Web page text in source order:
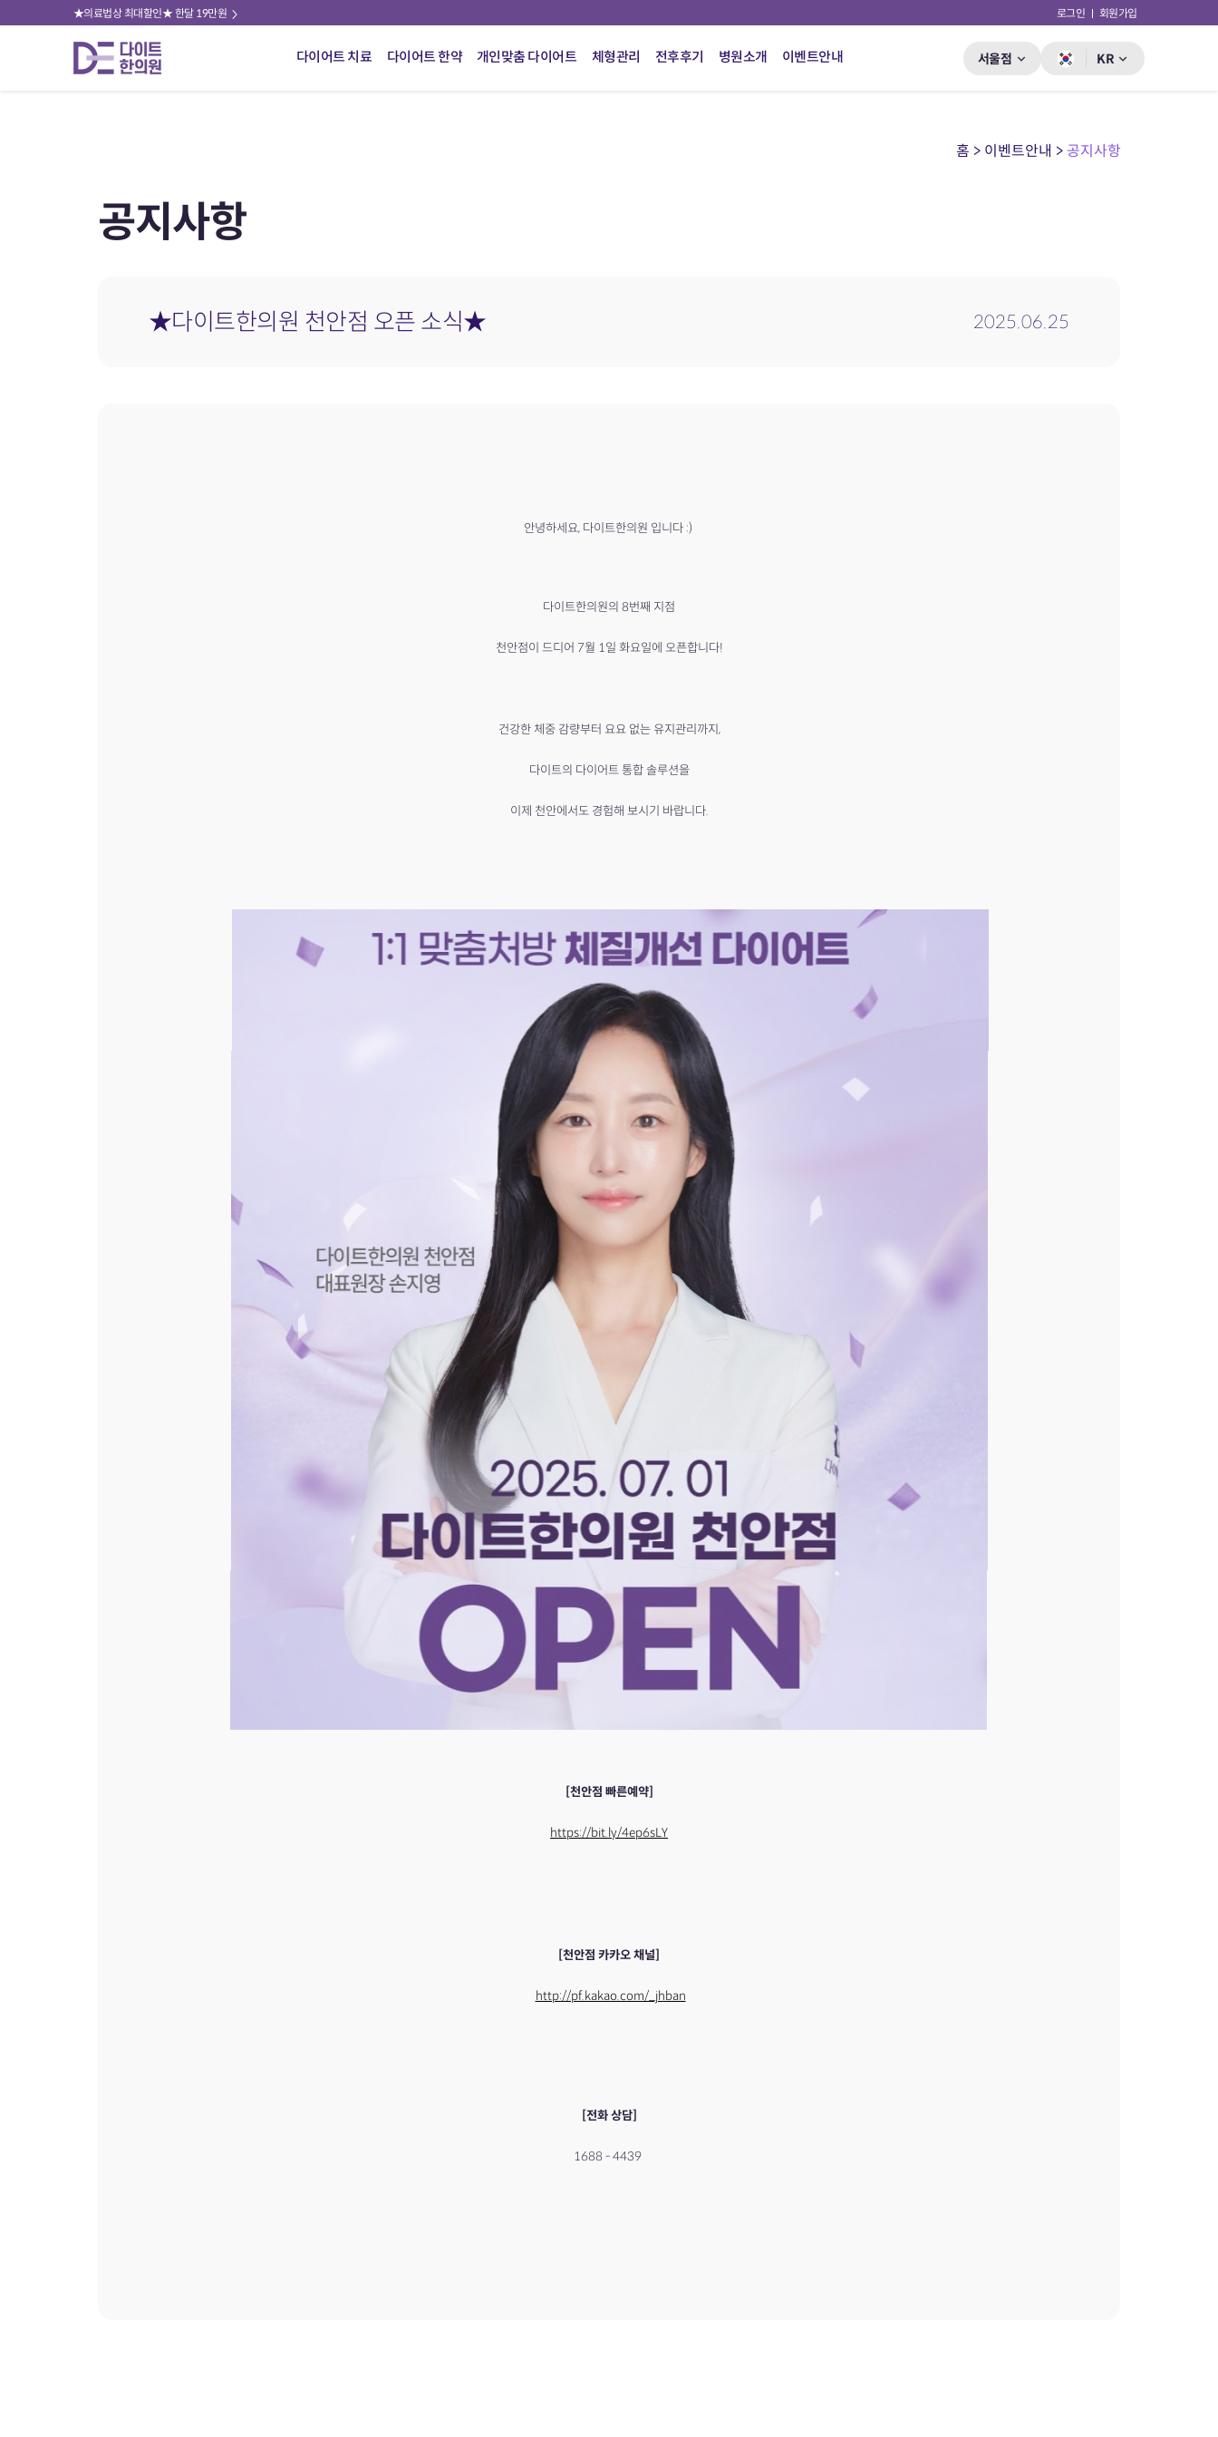
★의료법상 최대할인★ 한달 19만원 로그인 회원가입
다이어트 치료 다이어트 한약 개인맞춤 다이어트 체형관리 전후후기 병원소개 이벤트안내 서울점 KR
홈 > 이벤트안내 > 공지사항
공지사항
★다이트한의원 천안점 오픈 소식★ 2025.06.25
안녕하세요, 다이트한의원 입니다 :)
다이트한의원의 8번째 지점
천안점이 드디어 7월 1일 화요일에 오픈합니다!
건강한 체중 감량부터 요요 없는 유지관리까지,
다이트의 다이어트 통합 솔루션을
이제 천안에서도 경험해 보시기 바랍니다.
[천안점 빠른예약]
https://bit.ly/4ep6sLY
[천안점 카카오 채널]
http://pf.kakao.com/_jhban
[전화 상담]
​1688 - 4439